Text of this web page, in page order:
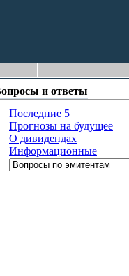
и ответы
Последние 5
Прогнозы на будущее
О дивидендах
Информационные